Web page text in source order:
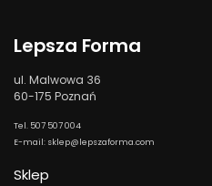
Lepsza Forma
ul. Malwowa 36
60-175 Poznań
Tel. 507 507 004
E-mail: sklep@lepszaforma.com
Sklep